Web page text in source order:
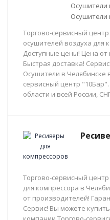
Осушители
Осушители
Торгово-сервисный
осушителей воздуха для
Доступные цены! Цена от
Быстрая доставка!
Осушители в Челябинске
сервисный центр
области и всей России,
Торгово-сервисный
для компрессора в
от производителей!
Сервис! Вы можете